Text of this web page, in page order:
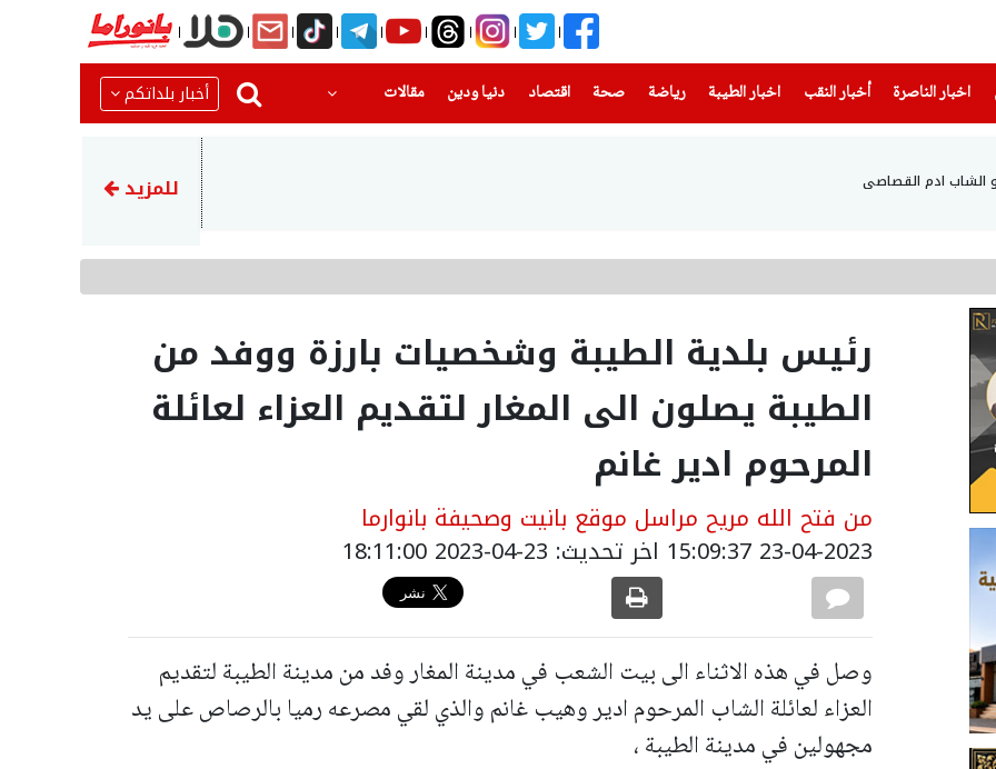
اخبار الناصرة
(current) أخبار النقب اخبار الطيبة(current) رياضة
(current) صحة(current) اقتصاد دنيا ودين
(current) مقالات أخبار بلداتكم
الشاب ادم القصاصي لبنان وإسرائيل يتفقان على
للمزيد
رئيس بلدية الطيبة وشخصيات بارزة ووفد من
الطيبة يصلون الى المغار لتقديم العزاء لعائلة
المرحوم ادير غانم
من فتح الله مريح مراسل موقع بانيت وصحيفة بانوارما
23-04-2023 15:09:37 اخر تحديث: 23-04-2023 18:11:00
وصل في هذه الاثناء الى بيت الشعب في مدينة المغار وفد من مدينة الطيبة لتقديم
العزاء لعائلة الشاب المرحوم ادير وهيب غانم والذي لقي مصرعه رميا بالرصاص على يد
مجهولين في مدينة الطيبة ،